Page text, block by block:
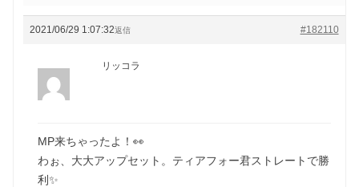
2021/06/29 1:07:32 #182110
返信
リッコラ
MP来ちゃったよ！👀
わぉ、大大アップセット。ティアフォー君ストレートで勝
利✨